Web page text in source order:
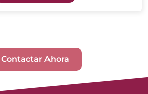
Contactar Ahora